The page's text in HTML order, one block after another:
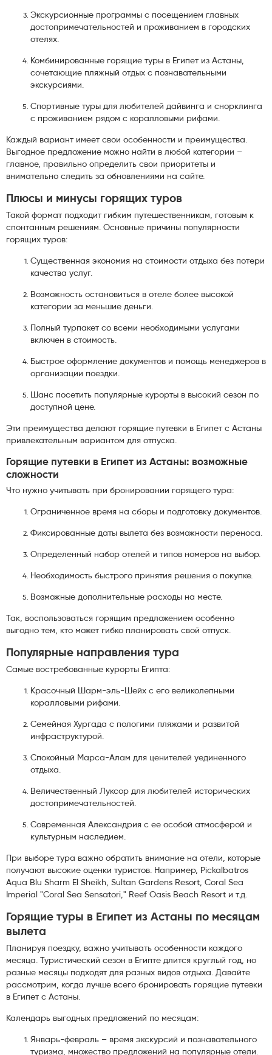
Экскурсионные программы с посещением главных
достопримечательностей и проживанием в городских
отелях.
Комбинированные горящие туры в Египет из Астаны,
сочетающие пляжный отдых с познавательными
экскурсиями.
Спортивные туры для любителей дайвинга и снорклинга
с проживанием рядом с коралловыми рифами.
Каждый вариант имеет свои особенности и преимущества.
Выгодное предложение можно найти в любой категории –
главное, правильно определить свои приоритеты и
внимательно следить за обновлениями на сайте.
Плюсы и минусы горящих туров
Такой формат подходит гибким путешественникам, готовым к
спонтанным решениям. Основные причины популярности
горящих туров:
Существенная экономия на стоимости отдыха без потери
качества услуг.
Возможность остановиться в отеле более высокой
категории за меньшие деньги.
Полный турпакет со всеми необходимыми услугами
включен в стоимость.
Быстрое оформление документов и помощь менеджеров в
организации поездки.
Шанс посетить популярные курорты в высокий сезон по
доступной цене.
Эти преимущества делают горящие путевки в Египет с Астаны
привлекательным вариантом для отпуска.
Горящие путевки в Египет из Астаны: возможные
сложности
Что нужно учитывать при бронировании горящего тура:
Ограниченное время на сборы и подготовку документов.
Фиксированные даты вылета без возможности переноса.
Определенный набор отелей и типов номеров на выбор.
Необходимость быстрого принятия решения о покупке.
Возможные дополнительные расходы на месте.
Так, воспользоваться горящим предложением особенно
выгодно тем, кто может гибко планировать свой отпуск.
Популярные направления тура
Самые востребованные курорты Египта:
Красочный Шарм-эль-Шейх с его великолепными
коралловыми рифами.
Семейная Хургада с пологими пляжами и развитой
инфраструктурой.
Спокойный Марса-Алам для ценителей уединенного
отдыха.
Величественный Луксор для любителей исторических
достопримечательностей.
Современная Александрия с ее особой атмосферой и
культурным наследием.
При выборе тура важно обратить внимание на отели, которые
получают высокие оценки туристов. Например, Pickalbatros
Aqua Blu Sharm El Sheikh, Sultan Gardens Resort, Coral Sea
Imperial "Coral Sea Sensatori," Reef Oasis Beach Resort и т.д.
Горящие туры в Египет из Астаны по месяцам
вылета
Планируя поездку, важно учитывать особенности каждого
месяца. Туристический сезон в Египте длится круглый год, но
разные месяцы подходят для разных видов отдыха. Давайте
рассмотрим, когда лучше всего бронировать горящие путевки
в Египет с Астаны.
Календарь выгодных предложений по месяцам:
Январь-февраль – время экскурсий и познавательного
туризма, множество предложений на популярные отели.